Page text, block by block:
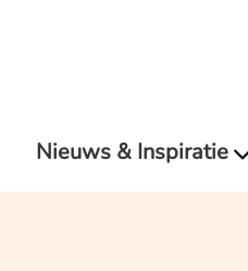
Nieuws & Inspiratie